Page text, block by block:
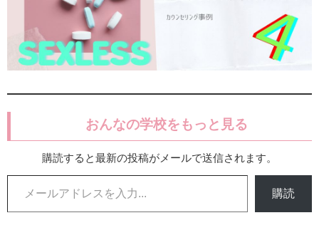
おんなの学校をもっと見る
購読すると最新の投稿がメールで送信されます。
メールアドレスを入力...
購読